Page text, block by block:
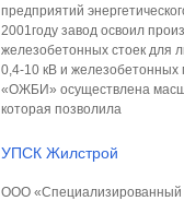
предприятий
2001году завод освоил
железобетонных стоек для
0,4-10 кВ и железобетонных
«ОЖБИ» осуществлена
которая позволила
УПСК Жилстрой
ООО